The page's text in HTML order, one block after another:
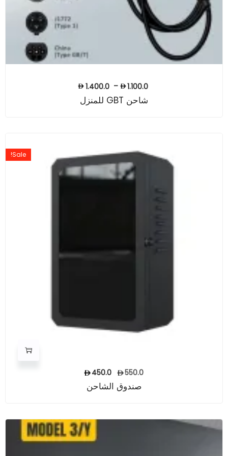
1.100.0
–
1.400.0
شاحن GBT للمنزل
Sale!
550.0
450.0
صندوق الشاحن